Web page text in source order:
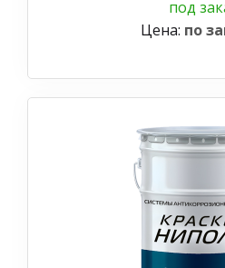
под
Цена: по